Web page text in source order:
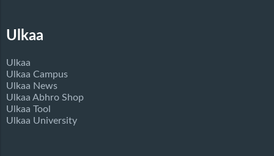
Ulkaa
Ulkaa
Ulkaa Campus
Ulkaa News
Ulkaa Abhro Shop
Ulkaa Tool
Ulkaa University